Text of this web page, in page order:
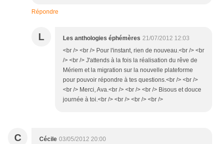
Répondre
L Les anthologies éphémères 21/07/2012 12:03
<br /> <br /> Pour l'instant, rien de nouveau.<br /> <br
/> <br /> J'attends à la fois la réalisation du rêve de
Mériem et la migration sur la nouvelle plateforme
pour pouvoir répondre à tes questions.<br /> <br />
<br /> Merci, Ava.<br /> <br /> <br /> Bisous et douce
journée à toi.<br /> <br /> <br /> <br />
C Cécile 03/05/2012 20:00